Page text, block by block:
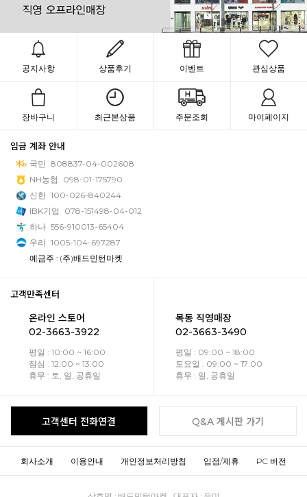
공지사항 상품후기 이벤트 관심상품
장바구니 최근본상품 주문조회 마이페이지
입금 계좌 안내
국민 808837-04-002608
NH농협
098-01-175790
신한 100-026-840244
IBK기업
078-151498-04-012
하나 556-910013-65404
우리 1005-104-697287
예금주 : (주)배드민턴마켓
고객만족센터
온라인 스토어
02-3663-3922
평일 : 10:00 ~ 16:00
점심 : 12:00 ~ 13:00
휴무 : 토, 일, 공휴일
목동 직영매장
02-3663-3490
평일 : 09:00 ~ 18:00
토요일 : 09:00 ~ 17:00
휴무 : 일, 공휴일
고객센터 전화연결 Q&A 게시판 가기
회사소개 이용안내 개인정보처리방침 입점/제휴 PC 버전